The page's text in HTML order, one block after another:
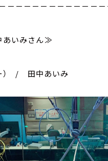
－－－－－－－－－－－
あいみさん≫
） / 田中あいみ